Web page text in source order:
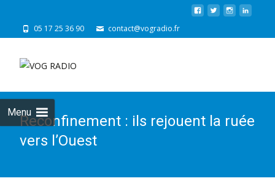
05 17 25 36 90 contact@vogradio.fr
Menu
Reconfinement : ils rejouent la ruée
vers l’Ouest